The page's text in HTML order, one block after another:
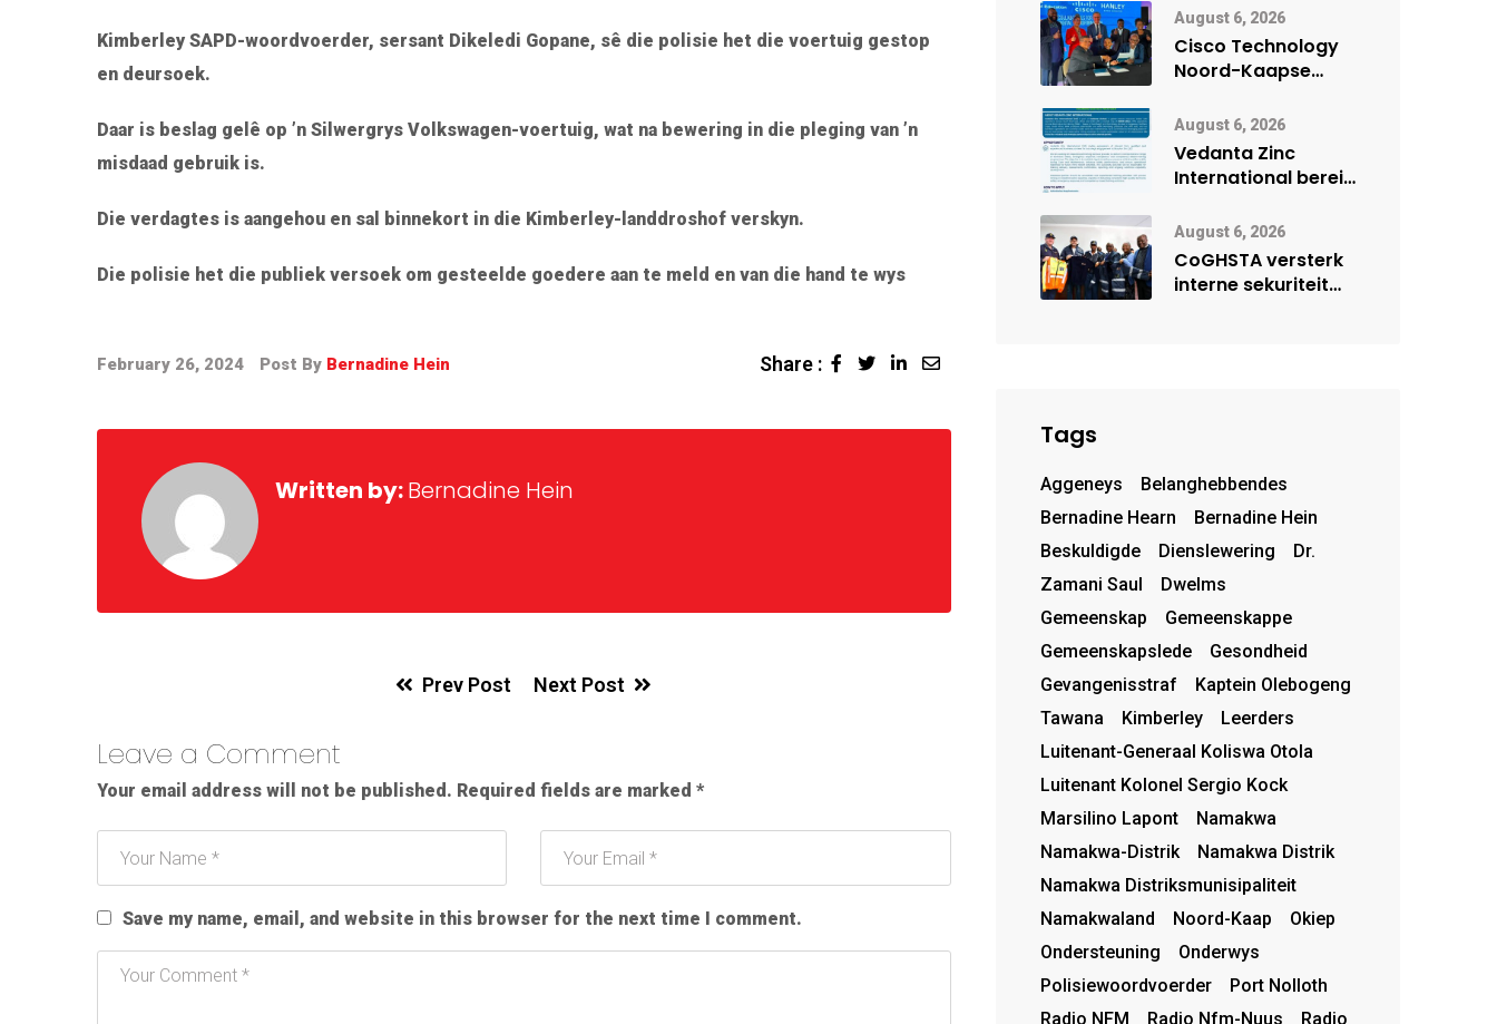
Kimberley SAPD-woordvoerder, sersant Dikeledi Gopane, sê die polisie het die voertuig gestop
en deursoek.
Daar is beslag gelê op ’n Silwergrys Volkswagen-voertuig, wat na bewering in die pleging van ’n
misdaad gebruik is.
Die verdagtes is aangehou en sal binnekort in die Kimberley-landdroshof verskyn.
Die polisie het die publiek versoek om gesteelde goedere aan te meld en van die hand te wys
February 26, 2024 Post By Bernadine Hein Share :
Written by:Bernadine Hein
Prev Post Next Post
Leave a Comment
Your email address will not be published. Required fields are marked *
Save my name, email, and website in this browser for the next time I comment.
veiligheidsprestasie
by Namibië Mynbou
Ekspo
August 6, 2026
Cisco Technology
Noord-Kaapse
digitale toekoms
deur Cisco-
vennootskap
August 6, 2026
Vedanta Zinc
International berei
vir moontlike
herbegin
August 6, 2026
CoGHSTA versterk
interne sekuriteit
Tags
Aggeneys
Belanghebbendes
Bernadine Hearn
Bernadine Hein
Beskuldigde
Dienslewering
Dr.
Zamani Saul
Dwelms
Gemeenskap
Gemeenskappe
Gemeenskapslede
Gesondheid
Gevangenisstraf
Kaptein Olebogeng
Tawana
Kimberley
Leerders
Luitenant-Generaal Koliswa Otola
Luitenant Kolonel Sergio Kock
Marsilino Lapont
Namakwa
Namakwa-Distrik
Namakwa Distrik
Namakwa Distriksmunisipaliteit
Namakwaland
Noord-Kaap
Okiep
Ondersteuning
Onderwys
Polisiewoordvoerder
Port Nolloth
Radio NFM
Radio Nfm-Nuus
Radio